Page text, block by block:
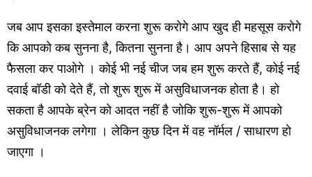
जब आप इसका इस्तेमाल करना शुरू करोगे आप खुद ही महसूस करोगे
कि आपको कब सुनना है, कितना सुनना है। आप अपने हिसाब से यह
फैसला कर पाओगे । कोई भी नई चीज जब हम शुरू करते हैं, कोई नई
दवाई बॉडी को देते हैं, तो शुरू शुरू में असुविधाजनक होता है। हो
सकता है आपके ब्रेन को आदत नहीं है जोकि शुरू-शुरू में आपको
असुविधाजनक लगेगा । लेकिन कुछ दिन में वह नॉर्मल / साधारण हो
जाएगा ।